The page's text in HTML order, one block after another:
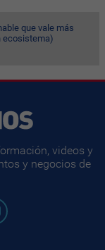
que vale más
ecosistema)
videos y
y negocios de